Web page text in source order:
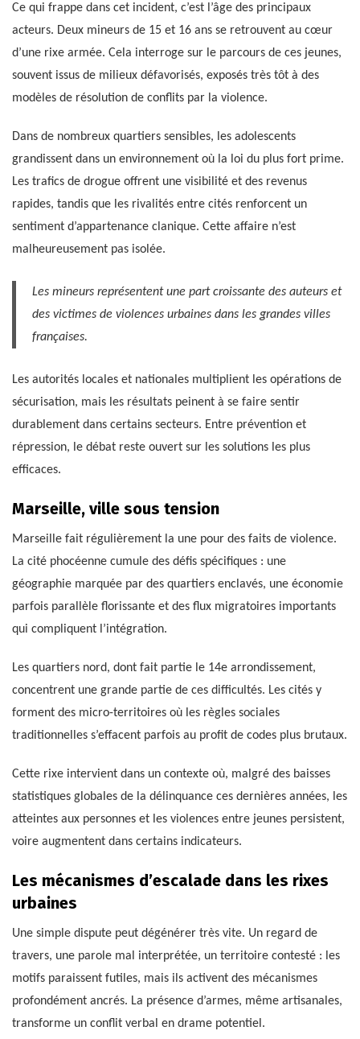
Ce qui frappe dans cet incident, c’est l’âge des principaux
acteurs. Deux mineurs de 15 et 16 ans se retrouvent au cœur
d’une rixe armée. Cela interroge sur le parcours de ces jeunes,
souvent issus de milieux défavorisés, exposés très tôt à des
modèles de résolution de conflits par la violence.
Dans de nombreux quartiers sensibles, les adolescents
grandissent dans un environnement où la loi du plus fort prime.
Les trafics de drogue offrent une visibilité et des revenus
rapides, tandis que les rivalités entre cités renforcent un
sentiment d’appartenance clanique. Cette affaire n’est
malheureusement pas isolée.
Les mineurs représentent une part croissante des auteurs et
des victimes de violences urbaines dans les grandes villes
françaises.
Les autorités locales et nationales multiplient les opérations de
sécurisation, mais les résultats peinent à se faire sentir
durablement dans certains secteurs. Entre prévention et
répression, le débat reste ouvert sur les solutions les plus
efficaces.
Marseille, ville sous tension
Marseille fait régulièrement la une pour des faits de violence.
La cité phocéenne cumule des défis spécifiques : une
géographie marquée par des quartiers enclavés, une économie
parfois parallèle florissante et des flux migratoires importants
qui compliquent l’intégration.
Les quartiers nord, dont fait partie le 14e arrondissement,
concentrent une grande partie de ces difficultés. Les cités y
forment des micro-territoires où les règles sociales
traditionnelles s’effacent parfois au profit de codes plus brutaux.
Cette rixe intervient dans un contexte où, malgré des baisses
statistiques globales de la délinquance ces dernières années, les
atteintes aux personnes et les violences entre jeunes persistent,
voire augmentent dans certains indicateurs.
Les mécanismes d’escalade dans les rixes
urbaines
Une simple dispute peut dégénérer très vite. Un regard de
travers, une parole mal interprétée, un territoire contesté : les
motifs paraissent futiles, mais ils activent des mécanismes
profondément ancrés. La présence d’armes, même artisanales,
transforme un conflit verbal en drame potentiel.